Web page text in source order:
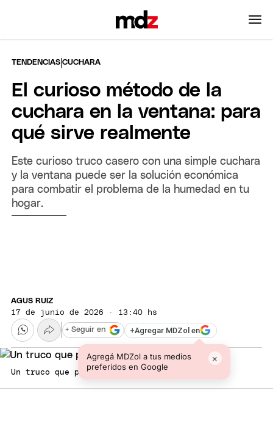
TENDENCIAS |CUCHARA
El curioso método de la
cuchara en la ventana: para
qué sirve realmente
Este curioso truco casero con una simple cuchara
y la ventana puede ser la solución económica
para combatir el problema de la humedad en tu
hogar.
AGUS RUIZ
17 de junio de 2026 · 13:40 hs
+Agregar MDZol en
Agregá MDZol a tus medios
preferidos en Google
×
+ Seguir en
Un truco que pocos conocen.